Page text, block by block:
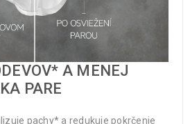
A MENEJ
PARE
pachy* a redukuje pokrčenie